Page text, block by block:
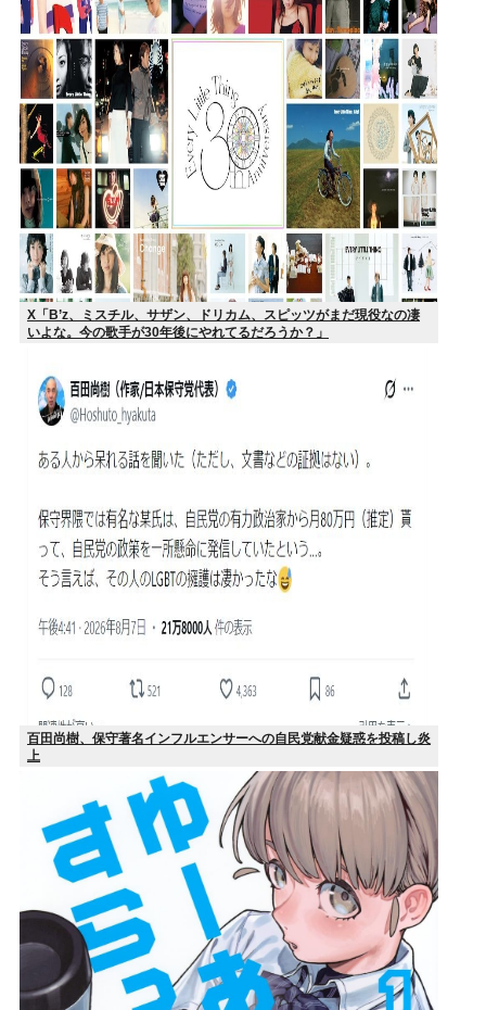
X「B’z、ミスチル、サザン、ドリカム、スピッツがまだ現役なの凄
いよな。今の歌手が30年後にやれてるだろうか？」
百田尚樹、保守著名インフルエンサーへの自民党献金疑惑を投稿し炎
上